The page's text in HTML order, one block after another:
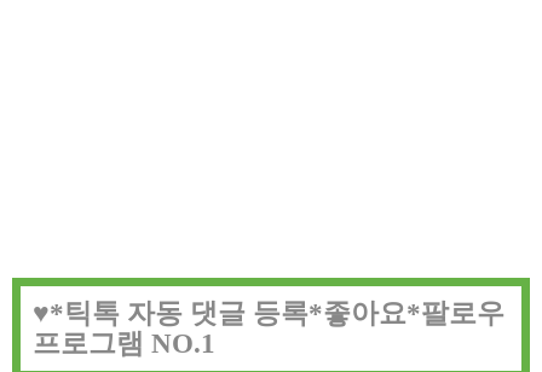
♥️*틱톡 자동 댓글 등록*좋아요*팔로우
프로그램 NO.1